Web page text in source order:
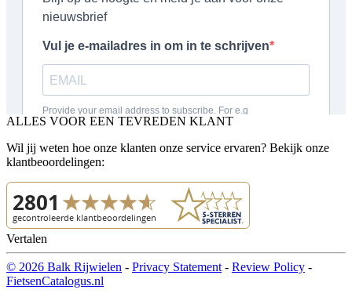
ALLES VOOR EEN TEVREDEN KLANT
Wil jij weten hoe onze klanten onze service ervaren? Bekijk onze
klantbeoordelingen:
Vertalen
© 2026 Balk Rijwielen - Privacy Statement - Review Policy -
FietsenCatalogus.nl